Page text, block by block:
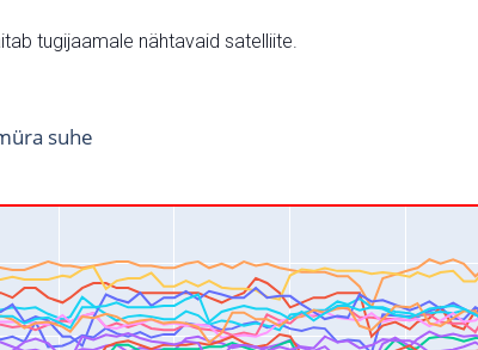
tugijaamale nähtavaid satelliite.